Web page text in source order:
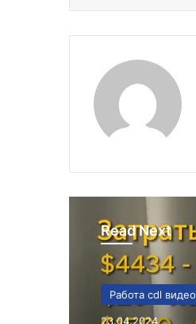
Read Next
Работа cdl видео
23.04.2024